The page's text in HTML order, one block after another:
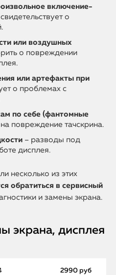
включение-
о
или воздушных
о повреждении
или артефакты при
о проблемах с
по себе (фантомные
повреждение тачскрина.
– разводы под
дисплея.
несколько из этих
обратиться в сервисный
и замены экрана.
экрана, дисплея
2990 руб